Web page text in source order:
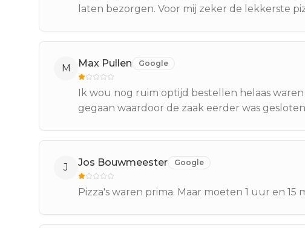
laten bezorgen. Voor mij zeker de lekkerste
M Max Pullen Google
Ik wou nog ruim optijd bestellen helaas
gegaan waardoor de zaak eerder was
J Jos Bouwmeester Google
Pizza's waren prima. Maar moeten 1 uur en